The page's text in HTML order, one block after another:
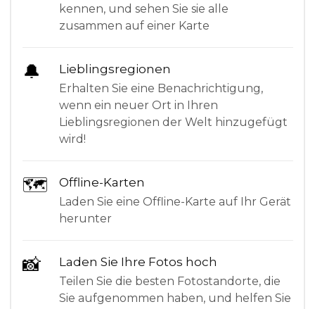
kennen, und sehen Sie sie alle
zusammen auf einer Karte
🔔 Lieblingsregionen
Erhalten Sie eine Benachrichtigung,
wenn ein neuer Ort in Ihren
Lieblingsregionen der Welt hinzugefügt
wird!
🗺 Offline-Karten
Laden Sie eine Offline-Karte auf Ihr Gerät
herunter
📸 Laden Sie Ihre Fotos hoch
Teilen Sie die besten Fotostandorte, die
Sie aufgenommen haben, und helfen Sie